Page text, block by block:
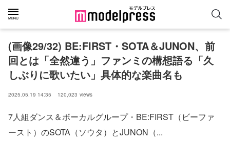
(画像29/32) BE:FIRST・SOTA＆JUNON、前
回とは「全然違う」ファンミの構想語る「久
しぶりに歌いたい」具体的な楽曲名も
2025.05.19 14:35 120,023 views
7人組ダンス＆ボーカルグループ・BE:FIRST（ビーファ
ースト）のSOTA（ソウタ）とJUNON（...